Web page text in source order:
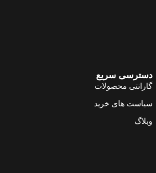
دسترسی سریع
گارانتی محصولات
سیاست های خرید
وبلاگ